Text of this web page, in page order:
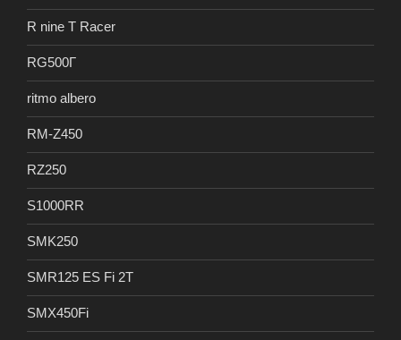
R nine T Racer
RG500Γ
ritmo albero
RM-Z450
RZ250
S1000RR
SMK250
SMR125 ES Fi 2T
SMX450Fi